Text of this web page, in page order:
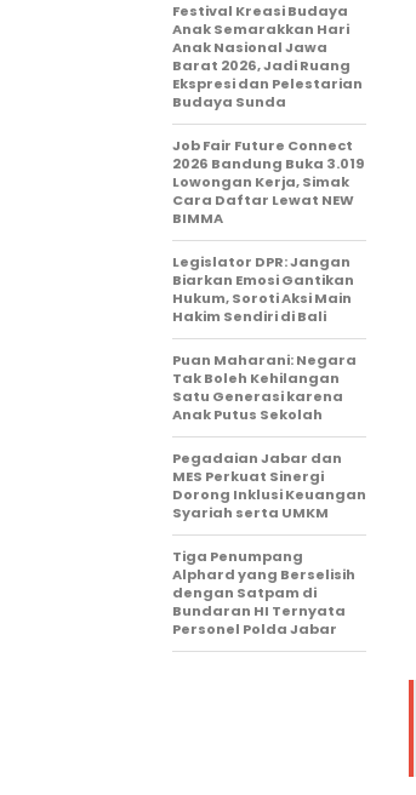
Festival Kreasi Budaya
Anak Semarakkan Hari
Anak Nasional Jawa
Barat 2026, Jadi Ruang
Ekspresi dan Pelestarian
Budaya Sunda
Job Fair Future Connect
2026 Bandung Buka 3.019
Lowongan Kerja, Simak
Cara Daftar Lewat NEW
BIMMA
Legislator DPR: Jangan
Biarkan Emosi Gantikan
Hukum, Soroti Aksi Main
Hakim Sendiri di Bali
Puan Maharani: Negara
Tak Boleh Kehilangan
Satu Generasi karena
Anak Putus Sekolah
Pegadaian Jabar dan
MES Perkuat Sinergi
Dorong Inklusi Keuangan
Syariah serta UMKM
Tiga Penumpang
Alphard yang Berselisih
dengan Satpam di
Bundaran HI Ternyata
Personel Polda Jabar